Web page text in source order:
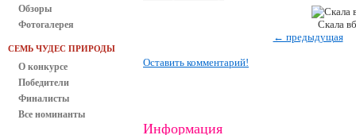
Обзоры
Фотогалерея
СЕМЬ ЧУДЕС ПРИРОДЫ
О конкурсе
Победители
Финалисты
Все номинанты
Скала
← предыдущая
Оставить комментарий!
Информация